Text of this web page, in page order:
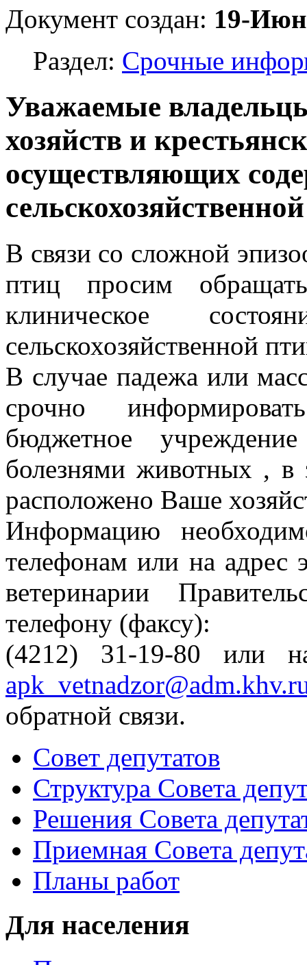
Документ создан: 19-
Раздел: Срочные
Уважаемые
хозяйств и
осуществляющих
В связи со сложной
птиц просим
клиническое
сельскохозяйственной
В случае падежа или
срочно
бюджетное
болезнями животных , в
расположено Ваше
Информацию
телефонам или на адрес
ветеринарии
телефону (факсу):
(4212) 31-19-80 или
обратной связи.
Совет депутатов
Структура Совета
Решения Совета
Приемная Совета
Планы работ
Для населения